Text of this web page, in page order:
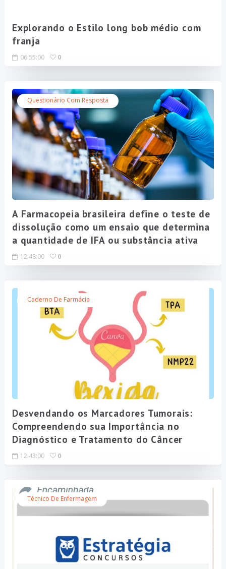
Explorando o Estilo long bob médio com
franja
06:55:00 0
Questionário Com Resposta
A Farmacopeia brasileira define o teste de
dissolução como um ensaio que determina
a quantidade de IFA ou substância ativa
12:48:00 0
Caderno De Farmácia
Desvendando os Marcadores Tumorais:
Compreendendo sua Importância no
Diagnóstico e Tratamento do Câncer
12:43:00 0
Técnico De Enfermagem